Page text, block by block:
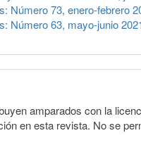
Número 73, enero-febrero
Número 63, mayo-junio
amparados con la
en esta revista. No se